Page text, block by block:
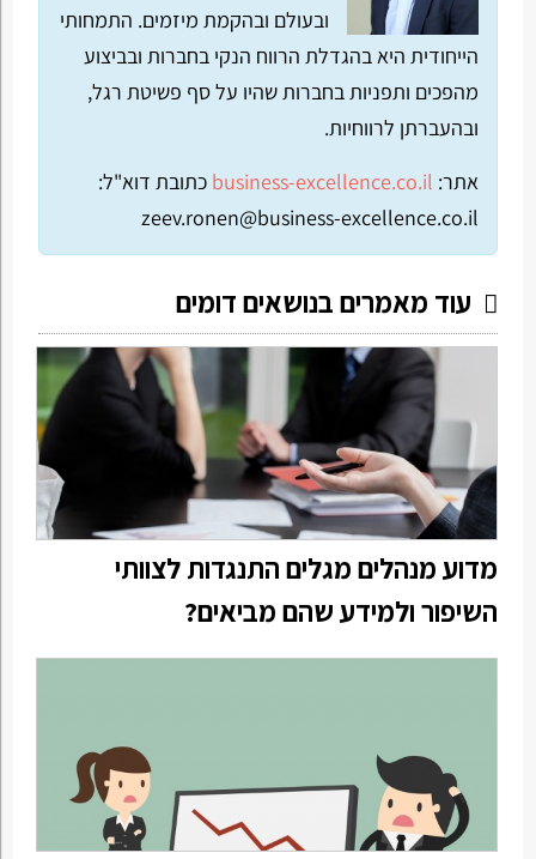
ובעולם ובהקמת מיזמים. התמחותי
הייחודית היא בהגדלת הרווח הנקי בחברות ובביצוע
מהפכים ותפניות בחברות שהיו על סף פשיטת רגל,
ובהעברתן לרווחיות.
אתר: business-excellence.co.il כתובת דוא"ל:
zeev.ronen@business-excellence.co.il
עוד מאמרים בנושאים דומים
מדוע מנהלים מגלים התנגדות לצוותי
השיפור ולמידע שהם מביאים?